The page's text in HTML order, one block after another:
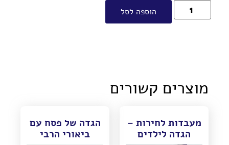
הוספה לסל
מוצרים קשורים
מעבדות לחירות –
הגדה לילדים
הגדה של פסח עם
ביאורי הרבי